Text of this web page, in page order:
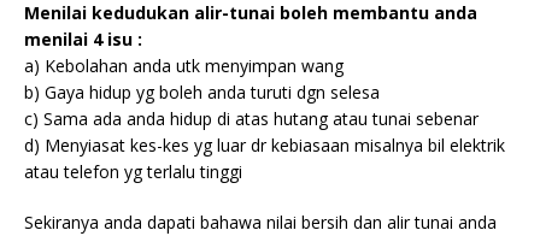
Menilai kedudukan alir-tunai boleh membantu anda
menilai 4 isu :
a) Kebolahan anda utk menyimpan wang
b) Gaya hidup yg boleh anda turuti dgn selesa
c) Sama ada anda hidup di atas hutang atau tunai sebenar
d) Menyiasat kes-kes yg luar dr kebiasaan misalnya bil elektrik
atau telefon yg terlalu tinggi
Sekiranya anda dapati bahawa nilai bersih dan alir tunai anda